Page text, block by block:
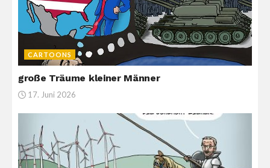
CARTOONS
große Träume kleiner Männer
17. Juni 2026